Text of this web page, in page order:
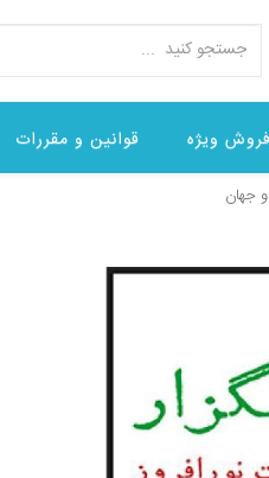
فروش ویژه قوانین و مقررات
و جهان